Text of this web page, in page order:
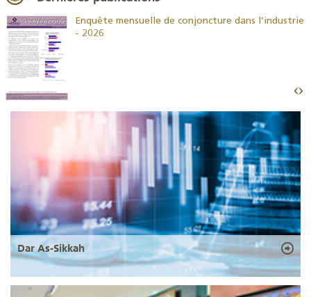
Enquête mensuelle de conjoncture dans l’industrie
- 2026
Dar As-Sikkah